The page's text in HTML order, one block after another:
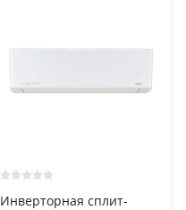
Инверторная сплит-